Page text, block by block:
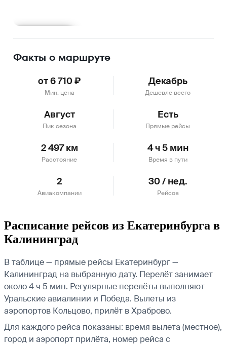
Факты о маршруте
от 6 710 ₽
Мин. цена
Декабрь
Дешевле всего
Август
Пик сезона
Есть
Прямые рейсы
2 497 км
Расстояние
4 ч 5 мин
Время в пути
2
Авиакомпании
30 / нед.
Рейсов
Расписание рейсов из Екатеринбурга в
Калининград
В таблице — прямые рейсы Екатеринбург —
Калининград на выбранную дату. Перелёт занимает
около 4 ч 5 мин. Регулярные перелёты выполняют
Уральские авиалинии и Победа. Вылеты из
аэропортов Кольцово, прилёт в Храброво.
Для каждого рейса показаны: время вылета (местное),
город и аэропорт прилёта, номер рейса с